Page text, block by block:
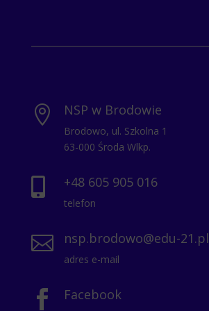
 NSP w Brodowie
Brodowo, ul. Szkolna 1
63-000 Środa Wlkp.
 +48 605 905 016
telefon
 nsp.brodowo@edu-21.pl
adres e-mail
 Facebook